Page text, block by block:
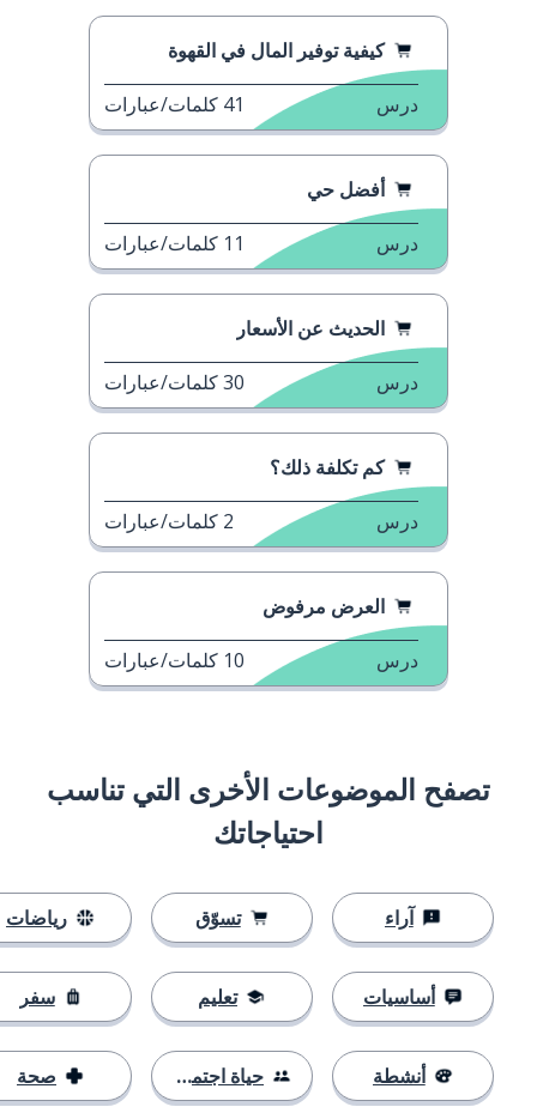
كيفية توفير المال في القهوة
درس 41 كلمات/عبارات
أفضل حي
درس 11 كلمات/عبارات
الحديث عن الأسعار
درس 30كلمات/عبارات
كم تكلفة ذلك؟
درس 2 كلمات/عبارات
العرض مرفوض
درس 10 كلمات/عبارات
تصفح الموضوعات الأخرى التي تناسب
احتياجاتك
آراء
أساسيات
أنشطة
تسوّق
تعليم
حياة اجتماعية
رياضات
سفر
صحة